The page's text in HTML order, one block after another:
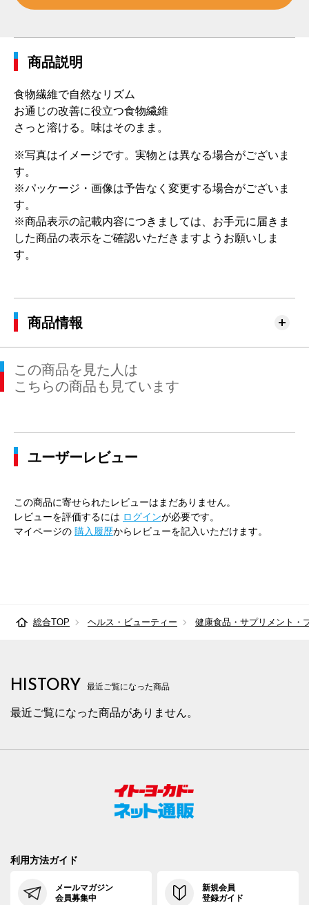
商品説明
食物繊維で自然なリズム
お通じの改善に役立つ食物繊維
さっと溶ける。味はそのまま。
※写真はイメージです。実物とは異なる場合がございま
す。
※パッケージ・画像は予告なく変更する場合がございま
す。
※商品表示の記載内容につきましては、お手元に届きま
した商品の表示をご確認いただきますようお願いしま
す。
商品情報
この商品を見た人は
こちらの商品も見ています
ユーザーレビュー
この商品に寄せられたレビューはまだありません。
レビューを評価するには ログインが必要です。
マイページの 購入履歴からレビューを記入いただけます。
総合TOP ヘルス・ビューティー 健康食品・サプリメント・
HISTORY 最近ご覧になった商品
最近ご覧になった商品がありません。
利用方法ガイド
メールマガジン
会員募集中
新規会員
登録ガイド